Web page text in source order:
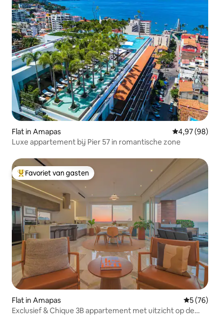
Flat in Amapas Gemiddelde
4,97 (98)
Luxe appartement bij Pier 57 in romantische zone
Topfavoriet van gasten
Favoriet van gasten
Flat in Amapas
5 (76)
Exclusief & Chique 3B appartement met uitzicht op de